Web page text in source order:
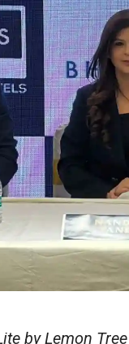
by Lemon